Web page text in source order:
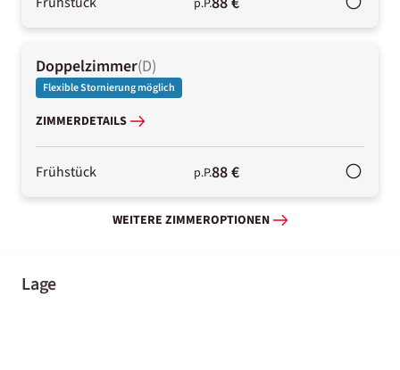
Doppelzimmer(D)
Flexible Stornierung möglich
ZIMMERDETAILS
Frühstück p.P.88 €
WEITERE ZIMMEROPTIONEN
Lage